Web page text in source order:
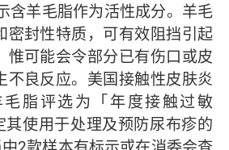
含羊毛脂作为活性成分。羊毛
密封性特质，可有效阻挡引起
惟可能会令部分已有伤口或皮
不良反应。美国接触性皮肤炎
脂评选为「年度接触过敏
其使用于处理及预防尿布疹的